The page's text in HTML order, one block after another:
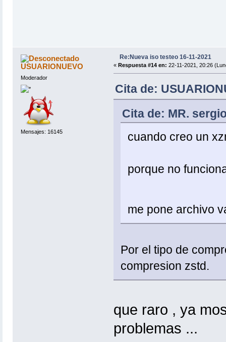
USUARIONUEVO
Moderador
Mensajes: 16145
Re:Nueva iso testeo 16-11-2021
« Respuesta #14 en: 22-11-2021, 20:26
Cita de:
Cita de: MR.
cuando creo un
porque no
me pone archivo
Por el tipo de
compresion zstd.
que raro , ya
problemas ...